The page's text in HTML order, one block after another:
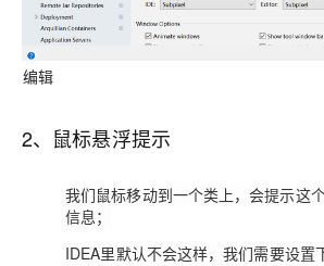
编辑
2、鼠标悬浮提示
我们鼠标移动到一个类上，会提示这
信息；
IDEA里默认不会这样，我们需要设置